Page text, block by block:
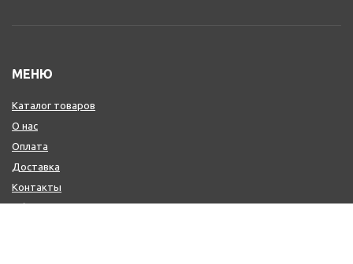
МЕНЮ
Каталог товаров
О нас
Оплата
Доставка
Контакты
Обмен и возврат